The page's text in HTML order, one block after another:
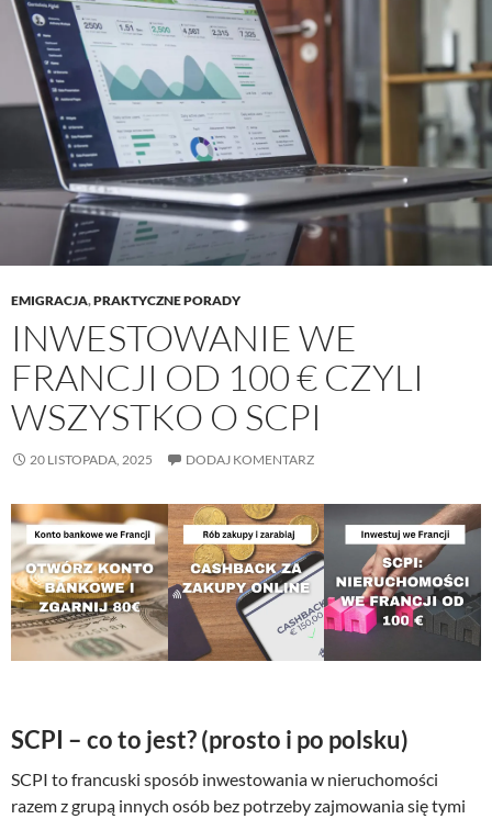
EMIGRACJA,PRAKTYCZNE PORADY
INWESTOWANIE WE
FRANCJI OD 100 € CZYLI
WSZYSTKO O SCPI
20 LISTOPADA, 2025 DODAJ KOMENTARZ
SCPI – co to jest? (prosto i po polsku)
SCPI to francuski sposób inwestowania w nieruchomości
razem z grupą innych osób bez potrzeby zajmowania się tymi